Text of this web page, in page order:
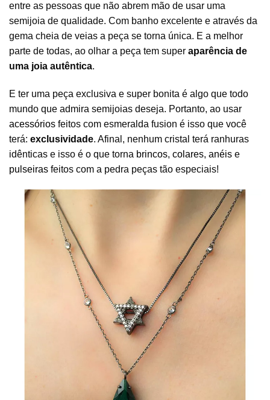
entre as pessoas que não abrem mão de usar uma
semijoia de qualidade. Com banho excelente e através da
gema cheia de veias a peça se torna única. E a melhor
parte de todas, ao olhar a peça tem super aparência de
uma joia autêntica.
E ter uma peça exclusiva e super bonita é algo que todo
mundo que admira semijoias deseja. Portanto, ao usar
acessórios feitos com esmeralda fusion é isso que você
terá: exclusividade. Afinal, nenhum cristal terá ranhuras
idênticas e isso é o que torna brincos, colares, anéis e
pulseiras feitos com a pedra peças tão especiais!